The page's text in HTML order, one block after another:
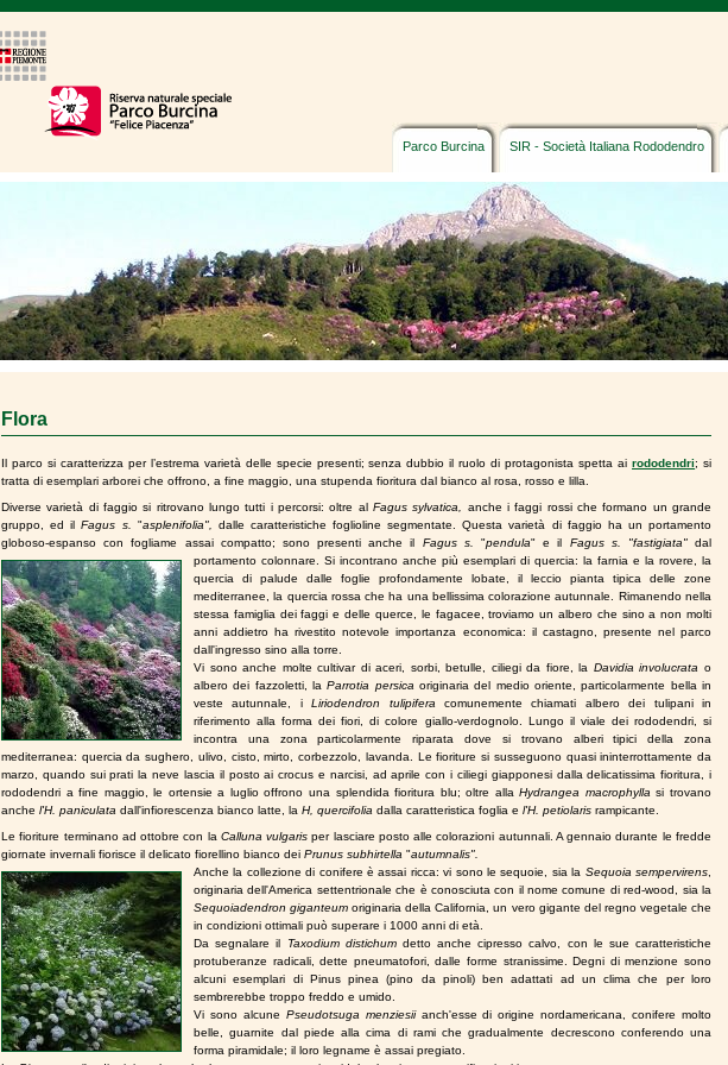
Parco Burcina SIR - Società Italiana Rododendro
Flora
Il parco si caratterizza per l’estrema varietà delle specie presenti; senza dubbio il ruolo di protagonista spetta ai rododendri; si
tratta di esemplari arborei che offrono, a fine maggio, una stupenda fioritura dal bianco al rosa, rosso e lilla.
Diverse varietà di faggio si ritrovano lungo tutti i percorsi: oltre al Fagus sylvatica anche ifaggi rossiche formano un grande
gruppo, ed ilFagus s. "asplenifolia",
dalle caratteristiche foglioline segmentate. Questa varietà di faggio ha un portamento
globoso-espanso con fogliame assai compatto; sono presenti anche il Fagus s. "pendula"e il Fagus s. "fastigiata" dal
portamento colonnare. Si incontrano anche più esemplari di quercia: la farnia e la rovere, la
quercia di palude dalle foglie profondamente lobate, il leccio pianta tipica delle zone
mediterranee, la quercia rossa che ha una bellissima colorazione autunnale. Rimanendo nella
stessa famiglia dei faggi e delle querce, le fagacee, troviamo un albero che sino a non molti
anni addietro ha rivestito notevole importanza economica: il castagno, presente nel parco
dall'ingresso sino alla torre.
Vi sono anche molte cultivar di aceri, sorbi, betulle, ciliegi da fiore, la Davidia involucrata o
albero dei fazzoletti, laParrotia persica originaria del medio oriente, particolarmente bella in
veste autunnale, iLiriodendron tulipifera
comunemente chiamati albero dei tulipani in
riferimento alla forma dei fiori, di colore giallo-verdognolo. Lungo il viale dei rododendri, si
incontra una zona particolarmente riparata dove si trovano alberi tipici della zona
mediterranea: quercia da sughero, ulivo, cisto, mirto, corbezzolo, lavanda. Le fioriture si susseguono quasi ininterrottamente da
marzo, quando sui prati la neve lascia il posto ai crocus e narcisi, ad aprile con i ciliegi giapponesidalla delicatissima fioritura, i
rododendri a fine maggio,le ortensie a luglio offrono una splendida fioritura blu; oltre allaHydrangea macrophylla si trovano
anche l'H. paniculata dall'infiorescenza bianco latte, la H, quercifolia dalla caratteristica foglia e l'H. petiolaris rampicante.
Le fioriture terminano ad ottobre con la Calluna vulgaris per lasciare posto alle colorazioni autunnali. A gennaio durante le fredde
giornate invernali fiorisce il delicato fiorellino bianco dei Prunus subhirtella "autumnalis".
Anche la collezione di conifere è assai ricca: vi sono le sequoie, sia la Sequoia sempervirens
originaria dell'America settentrionale che è conosciuta con il nome comune di red-wood, sia la
Sequoiadendron giganteum originaria della California, un vero gigante del regno vegetale che
in condizioni ottimali può superare i 1000 anni di età.
Da segnalare il
Taxodium distichumdetto anche cipresso calvo, con le sue caratteristiche
protuberanze radicali, dette pneumatofori, dalle forme stranissime. Degni di menzione sono
alcuni esemplari di Pinus pinea (pino da pinoli) ben adattati ad un clima che per loro
sembrerebbe troppo freddo e umido.
Vi sono alcune Pseudotsuga menziesiianch'esse di origine nordamericana, conifere molto
belle, guarnite dal piede alla cima di rami che gradualmente decrescono conferendo una
forma piramidale; il loro legname è assai pregiato.